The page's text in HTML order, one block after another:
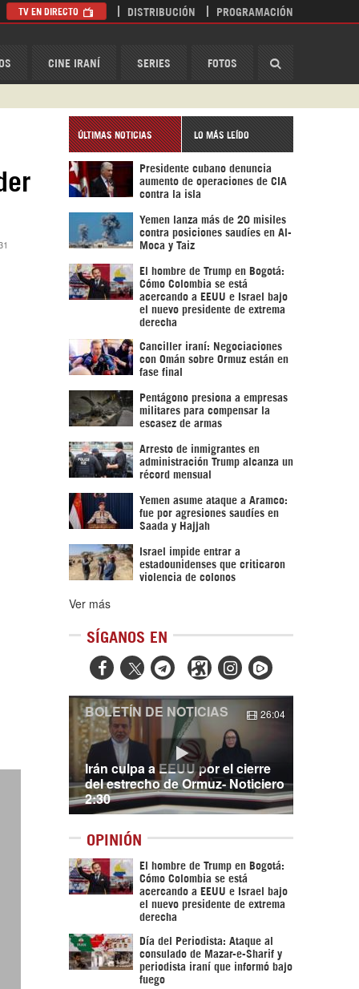
CINE IRANÍ SERIES FOTOS
TV EN DIRECTO DISTRIBUCIÓN PROGRAMACIÓN
ÚLTIMAS NOTICIAS LO MÁS LEÍDO
Presidente cubano denuncia
aumento de operaciones de CIA
contra la isla
Yemen lanza más de 20 misiles
contra posiciones saudíes en Al-
Moca y Taiz
El hombre de Trump en Bogotá:
Cómo Colombia se está
acercando a EEUU e Israel bajo
el nuevo presidente de extrema
derecha
Canciller iraní: Negociaciones
con Omán sobre Ormuz están en
fase final
Pentágono presiona a empresas
militares para compensar la
escasez de armas
Arresto de inmigrantes en
administración Trump alcanza un
récord mensual
Yemen asume ataque a Aramco:
fue por agresiones saudíes en
Saada y Hajjah
Israel impide entrar a
estadounidenses que criticaron
violencia de colonos
Ver más
SÍGANOS EN
  
Irán culpa a EEUU por el cierre
del estrecho de Ormuz- Noticiero
2:30
BOLETÍN DE NOTICIAS 26:04
OPINIÓN
El hombre de Trump en Bogotá:
Cómo Colombia se está
acercando a EEUU e Israel bajo
el nuevo presidente de extrema
derecha
Día del Periodista: Ataque al
consulado de Mazar-e-Sharif y
periodista iraní que informó bajo
fuego